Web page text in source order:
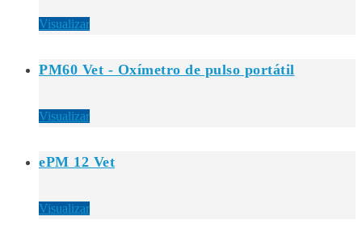
Visualizar
PM60 Vet - Oxímetro de pulso portátil
Visualizar
ePM 12 Vet
Visualizar